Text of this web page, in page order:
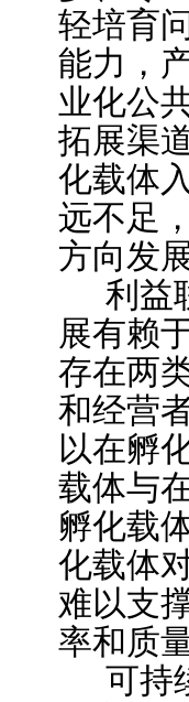
轻培育
能力，
业化公
拓展渠
化载体
远不足
方向发
利益
展有赖
存在两
和经营
以在孵
载体与
孵化载
化载体
难以支
率和质
可持